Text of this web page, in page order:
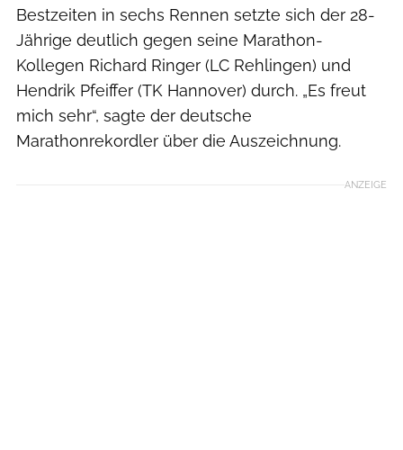
Bestzeiten in sechs Rennen setzte sich der 28-
Jährige deutlich gegen seine Marathon-
Kollegen Richard Ringer (LC Rehlingen) und
Hendrik Pfeiffer (TK Hannover) durch. „Es freut
mich sehr“, sagte der deutsche
Marathonrekordler über die Auszeichnung.
ANZEIGE